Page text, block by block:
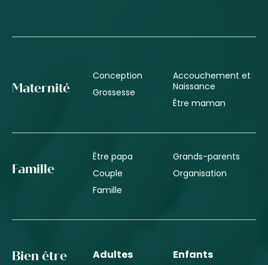
Maternité
Conception
Grossesse
Accouchement et
Naissance
Être maman
Famille
Être papa
Couple
Famille
Grands-parents
Organisation
Bien être Adultes Enfants